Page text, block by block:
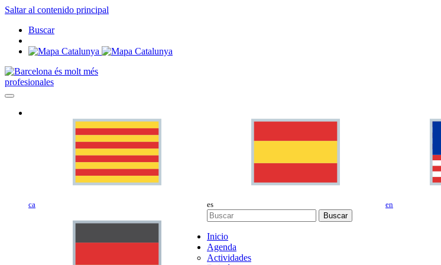
Saltar al contenido principal
Buscar
profesionales
ca es en
Buscar
Inicio
Agenda
Actividades